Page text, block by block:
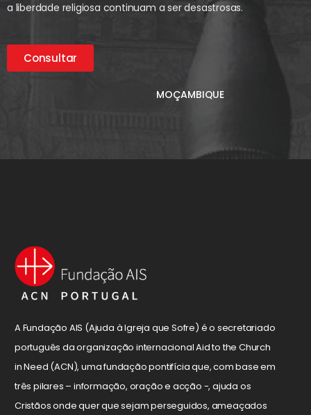
a liberdade religiosa continuam a ser desastrosas.
Consultar
MOÇAMBIQUE
A Fundação AIS (Ajuda à Igreja que Sofre) é o secretariado
português da organização internacional Aid to the Church
in Need (ACN), uma fundação pontifícia que, com base em
três pilares – informação, oração e acção -, ajuda os
Cristãos onde quer que sejam perseguidos, ameaçados